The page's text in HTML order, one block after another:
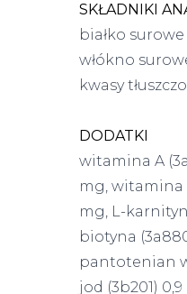
SKŁADNIKI
białko surowe
włókno
kwasy
DODATKI
witamina A
mg, witamina
mg, L-
biotyna
pantotenian
jod (3b201)